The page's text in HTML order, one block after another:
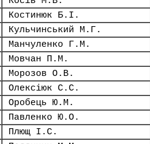
Костинюк Б.І.
Кульчинський М.Г.
Манчуленко Г.М.
Мовчан П.М.
Морозов О.В.
Олексіюк С.С.
Оробець Ю.М.
Павленко Ю.О.
Плющ І.С.